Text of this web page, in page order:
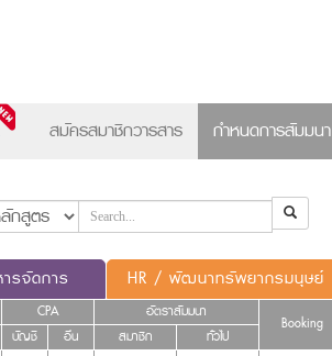
สมัครสมาชิกวารสาร กำหนดการสัมมนา
รจัดการ HR / พัฒนาทรัพยากรมนุษย์
CPA อัตราสัมมนา
Booking
บัญชี อื่น สมาชิก ทั่วไป